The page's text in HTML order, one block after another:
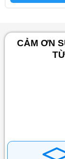
CẢM ƠN